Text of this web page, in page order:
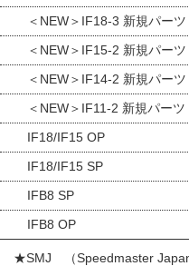
＜NEW＞IF18-3 新規パーツ
＜NEW＞IF15-2 新規パーツ
＜NEW＞IF14-2 新規パーツ
＜NEW＞IF11-2 新規パーツ
IF18/IF15 OP
IF18/IF15 SP
IFB8 SP
IFB8 OP
★SMJ （Speedmaster